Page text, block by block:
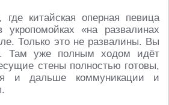
китайская оперная певица
«на развалинах
Только это не развалины. Вы
Там уже полным ходом идёт
стены полностью готовы,
и дальше коммуникации и